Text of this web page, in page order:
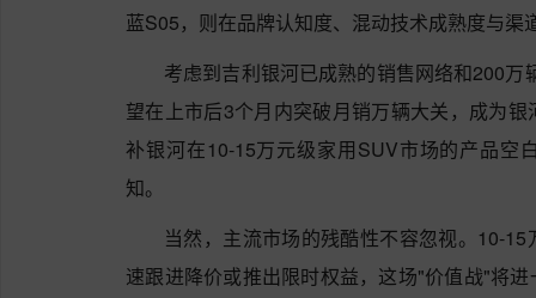
蓝S05，则在品牌认知度、混动技术成熟度与渠
考虑到吉利银河已成熟的销售网络和200
望在上市后3个月内突破月销万辆大关，成为
补银河在10-15万元级家用SUV市场的产品空
知。
当然，主流市场的残酷性不容忽视。10-
速跟进降价或推出限时权益，这场"价值战"将